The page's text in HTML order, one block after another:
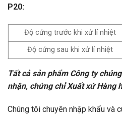
P20:
Độ cứng trước khi xử lí nhiệt
Độ cứng sau khi xử lí nhiệt
Tất cả sản phẩm Công ty
nhận, chứng chỉ Xuất xứ Hàng
Chúng tôi chuyên nhập khẩu và